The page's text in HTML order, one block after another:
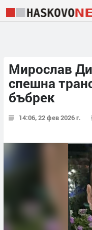
Мирослав
спешна
бъбрек
14:06, 22 фев 2026 г.